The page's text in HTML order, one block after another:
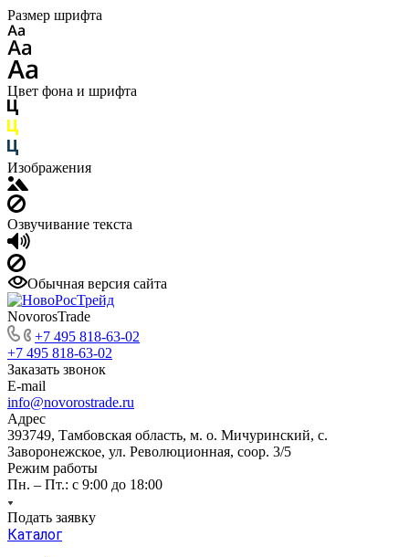
Размер шрифта
Цвет фона и шрифта
Изображения
Озвучивание текста
Обычная версия сайта
NovorosTrade
+7 495 818-63-02
+7 495 818-63-02
Заказать звонок
E-mail
info@novorostrade.ru
Адрес
393749, Тамбовская область, м. о. Мичуринский, с.
Заворонежское, ул. Революционная, соор. 3/5
Режим работы
Пн. – Пт.: с 9:00 до 18:00
Подать заявку
Каталог